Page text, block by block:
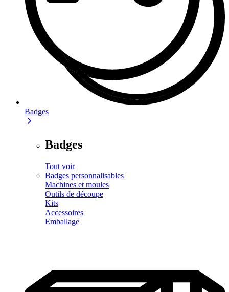
Badges
Badges
Tout voir
Badges personnalisables
Machines et moules
Outils de découpe
Kits
Accessoires
Emballage